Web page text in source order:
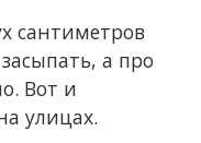
сантиметров
а про
Вот и
улицах.